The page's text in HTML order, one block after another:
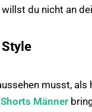
du nicht an
musst,
Männer